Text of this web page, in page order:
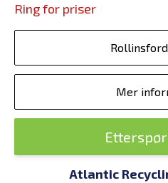
Ring for priser
Mer
Atlantic